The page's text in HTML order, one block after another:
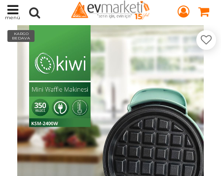
menü
KARGO
BEDAVA